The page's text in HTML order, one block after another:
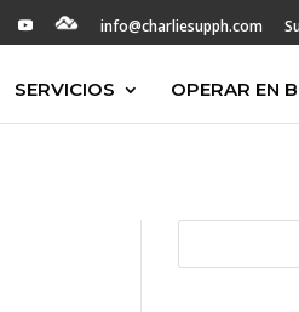
info@charliesupph.com
SERVICIOS OPERAR EN